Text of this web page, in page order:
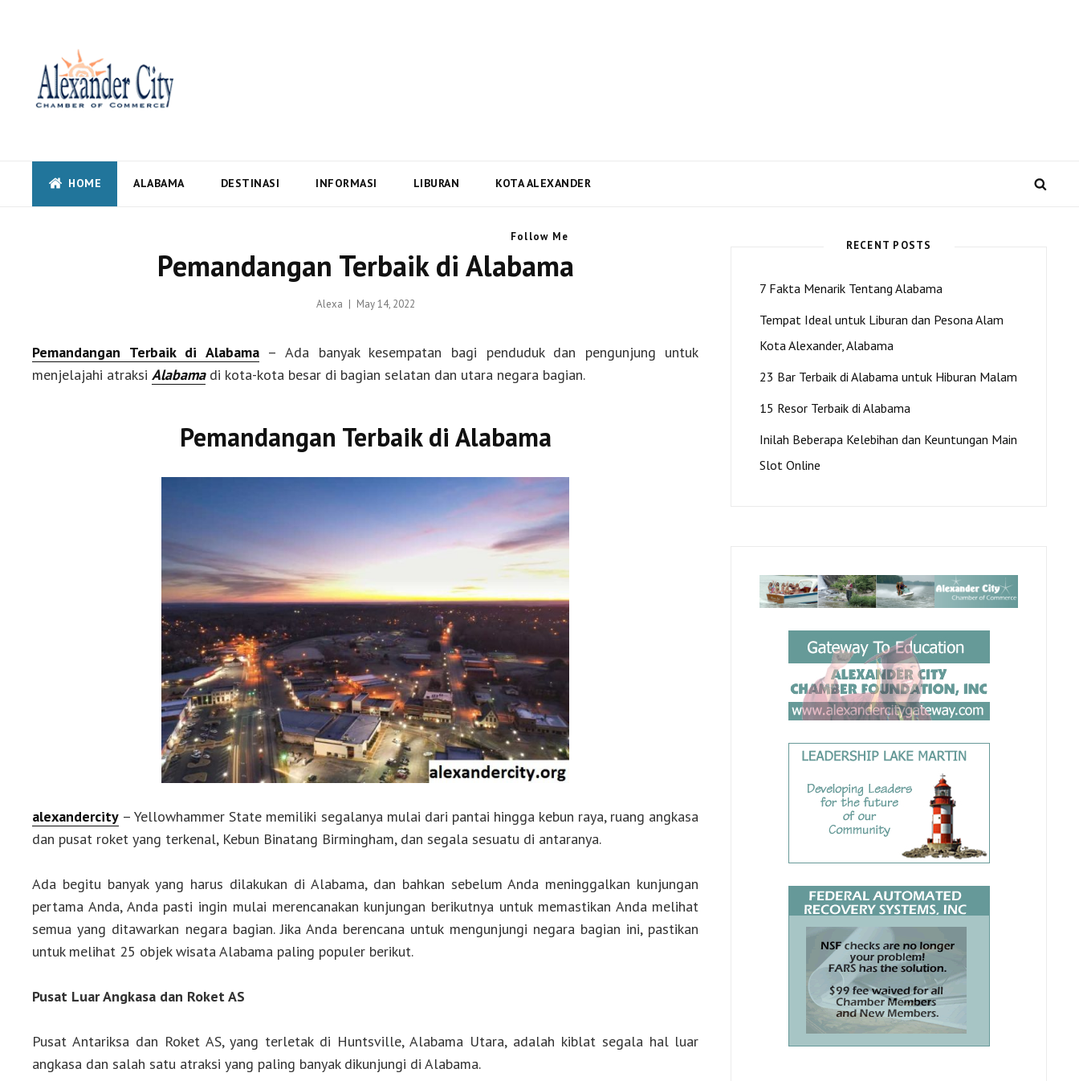
Alexandercity – Informasi Dan Berita Terbaru Negara US dan Kota Alexander
Alabama
HOME ALABAMA DESTINASI INFORMASI LIBURAN KOTA ALEXANDER
Pemandangan Terbaik di Alabama
Alexa
Posted
May 14, 2022
Pemandangan Terbaik di Alabama– Ada banyak kesempatan bagi penduduk dan pengunjung untuk
menjelajahi atraksi Alabamadi kota-kota besar di bagian selatan dan utara negara bagian.
Pemandangan Terbaik di Alabama
alexandercity – Yellowhammer State memiliki segalanya mulai dari pantai hingga kebun raya, ruang angkasa
dan pusat roket yang terkenal, Kebun Binatang Birmingham, dan segala sesuatu di antaranya.
Ada begitu banyak yang harus dilakukan di Alabama, dan bahkan sebelum Anda meninggalkan kunjungan
pertama Anda, Anda pasti ingin mulai merencanakan kunjungan berikutnya untuk memastikan Anda melihat
semua yang ditawarkan negara bagian. Jika Anda berencana untuk mengunjungi negara bagian ini, pastikan
untuk melihat 25 objek wisata Alabama paling populer berikut.
Pusat Luar Angkasa dan Roket AS
Pusat Antariksa dan Roket AS, yang terletak di Huntsville, Alabama Utara, adalah kiblat segala hal luar
angkasa dan salah satu atraksi yang paling banyak dikunjungi di Alabama.
RECENT POSTS
7 Fakta Menarik Tentang Alabama
Tempat Ideal untuk Liburan dan Pesona Alam
Kota Alexander, Alabama
23 Bar Terbaik di Alabama untuk Hiburan Malam
15 Resor Terbaik di Alabama
Inilah Beberapa Kelebihan dan Keuntungan Main
Slot Online
Follow Me